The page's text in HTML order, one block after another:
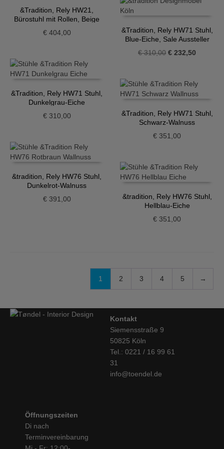
&Tradition, Rely HW21,
Bürostuhl mit Rollen, Beige
€404,00
&Tradition, Rely HW71 Stuhl,
Blue-Eiche, Sale Aussteller
€310,00 Ursprünglicher
€ 310,00
€ 232,50
€
&Tradition, Rely HW71 Stuhl,
Dunkelgrau-Eiche
€310,00
&Tradition, Rely HW71 Stuhl,
Schwarz-Walnuss
€ 351,00
&tradition, Rely HW76 Stuhl,
Dunkelrot-Walnuss
€391,00
&tradition, Rely HW76 Stuhl,
Hellblau-Eiche
€ 351,00
1 2 3 4 5 →
Kontakt
Siemensstraße 9
50825 Köln
Tel.: 0221 / 16 99 61
31
info@toendel.de
Öffnungszeiten
Di nach
Terminvereinbarung